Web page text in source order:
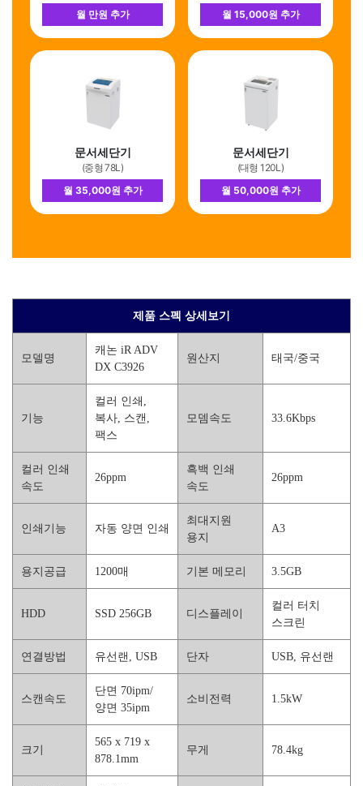
월 만원 추가
월 15,000원 추가
문서세단기
(중형 78L)
월 35,000원 추가
문서세단기
(대형 120L)
월 50,000원 추가
제품 스펙 상세보기
모델명
캐논 iR ADV
DX C3926
원산지 태국/중국
기능
컬러 인쇄,
복사, 스캔,
팩스
모뎀속도 33.6Kbps
컬러 인쇄
속도
26ppm
흑백 인쇄
속도
26ppm
인쇄기능 자동 양면 인쇄
최대지원
용지
A3
용지공급 1200매 기본 메모리 3.5GB
HDD SSD 256GB 디스플레이
컬러 터치
스크린
연결방법 유선랜, USB 단자 USB, 유선랜
스캔속도
단면 70ipm/
양면 35ipm
소비전력 1.5kW
크기
565 x 719 x
878.1mm
무게 78.4kg